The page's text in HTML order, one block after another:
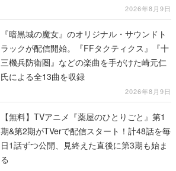
2026年8月9日
『暗黒城の魔女』のオリジナル・サウンドト
ラックが配信開始。『FFタクティクス』『十
三機兵防衛圏』などの楽曲を手がけた崎元仁
氏による全13曲を収録
2026年8月9日
【無料】TVアニメ『薬屋のひとりごと』第1
期&第2期がTVerで配信スタート！計48話を毎
日1話ずつ公開、見終えた直後に第3期も始ま
る